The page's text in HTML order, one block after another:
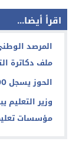
اقرأ أيضا...
المرصد
ملف دكاترة
الحوز يسجل 300 ألف ليلة مبيت خلال الربع الأول من السنة
وزير التعليم
مؤسسات